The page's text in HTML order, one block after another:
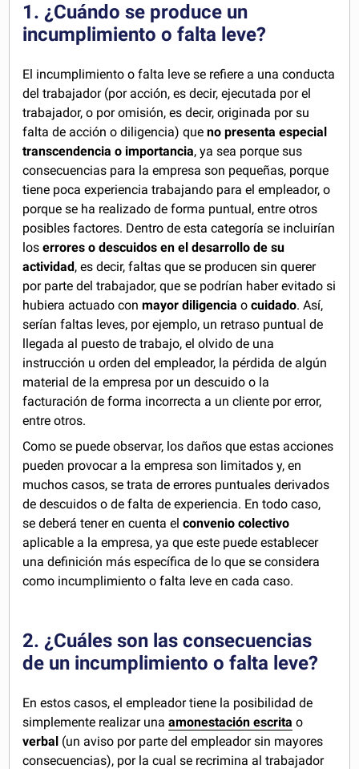
1. ¿Cuándo se produce un
incumplimiento o falta leve?
El incumplimiento o falta leve se refiere a una conducta
del trabajador (por acción, es decir, ejecutada por el
trabajador, o por omisión, es decir, originada por su
falta de acción o diligencia) queno presenta especial
transcendencia o importancia, ya sea porque sus
consecuencias para la empresa son pequeñas, porque
tiene poca experiencia trabajando para el empleador, o
porque se ha realizado de forma puntual, entre otros
posibles factores. Dentro de esta categoría se incluirían
loserrores o descuidos en el desarrollo de su
actividad, es decir, faltas que se producen sin querer
por parte del trabajador, que se podrían haber evitado si
hubiera actuado conmayor diligencia ocuidado. Así,
serían faltas leves, por ejemplo, un retraso puntual de
llegada al puesto de trabajo, el olvido de una
instrucción u orden del empleador, la pérdida de algún
material de la empresa por un descuido o la
facturación de forma incorrecta a un cliente por error,
entre otros.
Como se puede observar, los daños que estas acciones
pueden provocar a la empresa son limitados y, en
muchos casos, se trata de errores puntuales derivados
de descuidos o de falta de experiencia. En todo caso,
se deberá tener en cuenta elconvenio colectivo
aplicable a la empresa, ya que este puede establecer
una definición más específica de lo que se considera
como incumplimiento o falta leve en cada caso.
2. ¿Cuáles son las consecuencias
de un incumplimiento o falta leve?
En estos casos, el empleador tiene la posibilidad de
simplemente realizar unaamonestación escrita o
verbal (un aviso por parte del empleador sin mayores
consecuencias), por la cual se recrimina al trabajador